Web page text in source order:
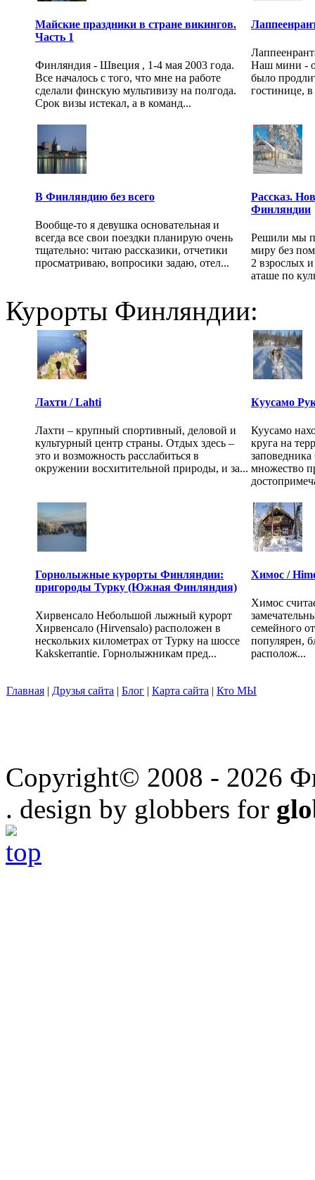
Майские праздники в стране викингов.
Часть 1
Финляндия - Швеция , 1-4 мая 2003 года.
Все началось с того, что мне на работе
сделали финскую мультивизу на полгода.
Срок визы истекал, а в команд...
Наш мини -
было
гостинице,
В Финляндию без всего
Вообще-то я девушка основательная и
всегда все свои поездки планирую очень
тщательно: читаю рассказики, отчетики
просматриваю, вопросики задаю, отел...
Рассказ.
Финляндии
Решили мы
миру без
2 взрослых
аташе по
Курорты Финляндии:
Лахти / Lahti
Лахти – крупный спортивный, деловой и
культурный центр страны. Отдых здесь –
это и возможность расслабиться в
окружении восхитительной природы, и за...
Куусамо
Куусамо
круга на
множество
Горнолыжные курорты Финляндии:
пригороды Турку (Южная Финляндия)
Хирвенсало Небольшой лыжный курорт
Хирвенсало (Hirvensalo) расположен в
нескольких километрах от Турку на шоссе
Kakskerrantie. Горнолыжникам пред...
Химос /
Химос
семейного
популярен,
располож...
Главная | Друзья сайта | Блог | Карта сайта | Кто МЫ
Copyright© 2008 - 2026
. design by globbers for